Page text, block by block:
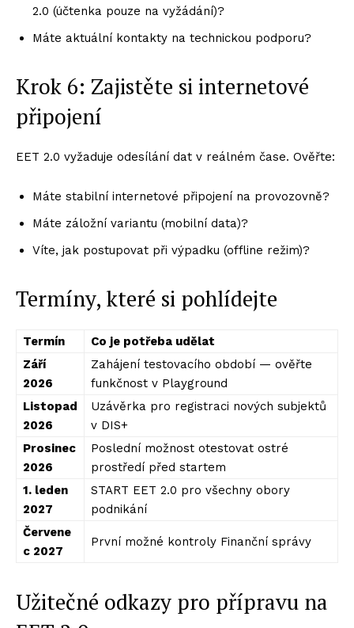
2.0 (účtenka pouze na vyžádání)?
Máte aktuální kontakty na technickou podporu?
Krok 6: Zajistěte si internetové
připojení
EET 2.0 vyžaduje odesílání dat v reálném čase. Ověřte:
Máte stabilní internetové připojení na provozovně?
Máte záložní variantu (mobilní data)?
Víte, jak postupovat při výpadku (offline režim)?
Termíny, které si pohlídejte
Termín
Co je potřeba udělat
Září
2026
Zahájení testovacího období — ověřte
funkčnost v Playground
Listopad
2026
Uzávěrka pro registraci nových subjektů
v DIS+
Prosinec
2026
Poslední možnost otestovat ostré
prostředí před startem
1. leden
2027
START EET 2.0 pro všechny obory
podnikání
Červene
c 2027
První možné kontroly Finanční správy
Užitečné odkazy pro přípravu na